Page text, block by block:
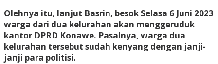
Olehnya itu, lanjut Basrin, besok Selasa 6 Juni 2023
warga dari dua kelurahan akan menggeruduk
kantor DPRD Konawe. Pasalnya, warga dua
kelurahan tersebut sudah kenyang dengan janji-
janji para politisi.